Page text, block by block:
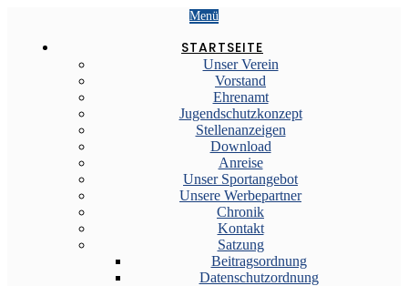
Menü
STARTSEITE
Unser Verein
Vorstand
Ehrenamt
Jugendschutzkonzept
Stellenanzeigen
Download
Anreise
Unser Sportangebot
Unsere Werbepartner
Chronik
Kontakt
Satzung
Beitragsordnung
Datenschutzordnung